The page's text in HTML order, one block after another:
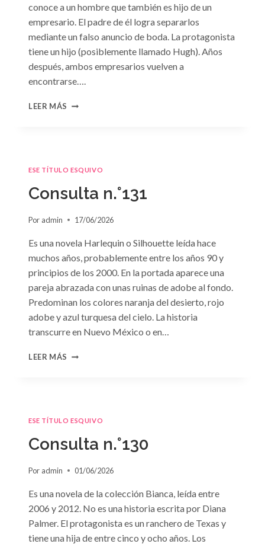
conoce a un hombre que también es hijo de un
empresario. El padre de él logra separarlos
mediante un falso anuncio de boda. La protagonista
tiene un hijo (posiblemente llamado Hugh). Años
después, ambos empresarios vuelven a
encontrarse….
LEER MÁS CONSULTA
ESE TÍTULO ESQUIVO
Consulta n.°131
Por admin 17/06/2026
Es una novela Harlequin o Silhouette leída hace
muchos años, probablemente entre los años 90 y
principios de los 2000. En la portada aparece una
pareja abrazada con unas ruinas de adobe al fondo.
Predominan los colores naranja del desierto, rojo
adobe y azul turquesa del cielo. La historia
transcurre en Nuevo México o en…
LEER MÁS CONSULTA
ESE TÍTULO ESQUIVO
Consulta n.°130
Por admin 01/06/2026
Es una novela de la colección Bianca, leída entre
2006 y 2012. No es una historia escrita por Diana
Palmer. El protagonista es un ranchero de Texas y
tiene una hija de entre cinco y ocho años. Los